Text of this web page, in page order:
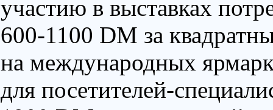
участию в выставках
600-1100 DM за
на международных
для посетителей-